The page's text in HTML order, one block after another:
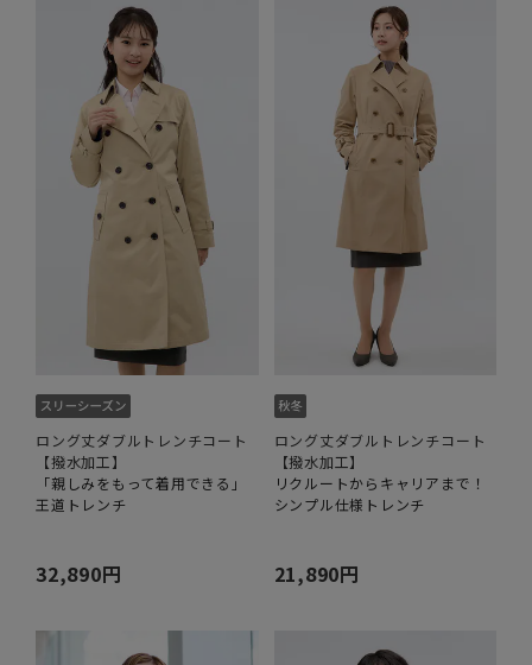
ロング丈ダブルトレンチコート
【撥水加工】
「親しみをもって着用できる」
王道トレンチ
32,890円
ロング丈ダブルトレンチコート
【撥水加工】
リクルートからキャリアまで！
シンプル仕様トレンチ
21,890円